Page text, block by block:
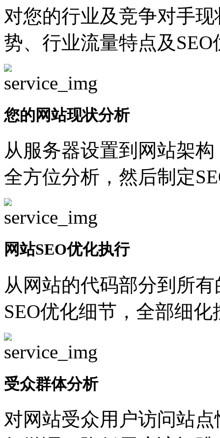
对您的行业及竞争对手
势、行业流量特点及
您的网站现状分析
从服务器设置到网站架
全方位分析，然后制定
网站SEO优化执行
从网站的代码部分到所
SEO优化细节，全部细
受众群体分析
对网站受众用户访问站